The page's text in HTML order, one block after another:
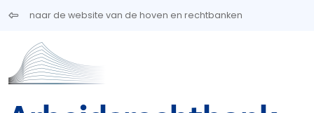
Overslaan en naar de inhoud gaan
naar de website van de hoven en rechtbanken